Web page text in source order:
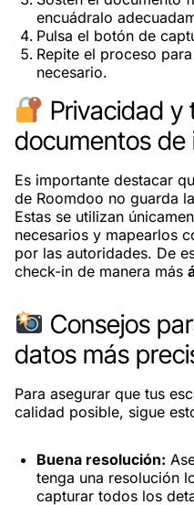
encuádralo
Pulsa el botón de
Repite el proceso
necesario.
Privacidad
documentos de
Es importante destacar
de Roomdoo no guarda
Estas se utilizan
necesarios y mapearlos
por las autoridades. De
check-in de manera más
Consejos
datos más
Para asegurar que tus
calidad posible, sigue
Buena resolución:
tenga una resolución
capturar todos los